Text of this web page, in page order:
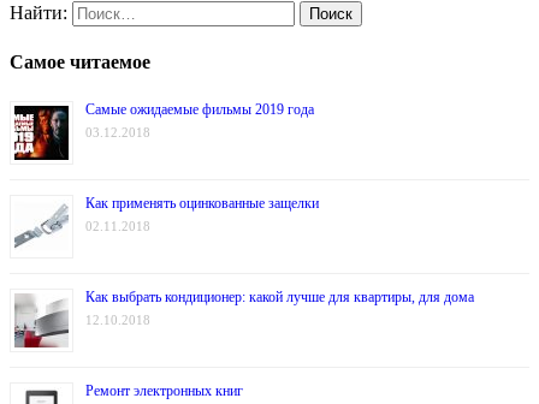
Найти:
Самое читаемое
Самые ожидаемые фильмы 2019 года
03.12.2018
Как применять оцинкованные защелки
02.11.2018
Как выбрать кондиционер: какой лучше для квартиры, для дома
12.10.2018
Ремонт электронных книг